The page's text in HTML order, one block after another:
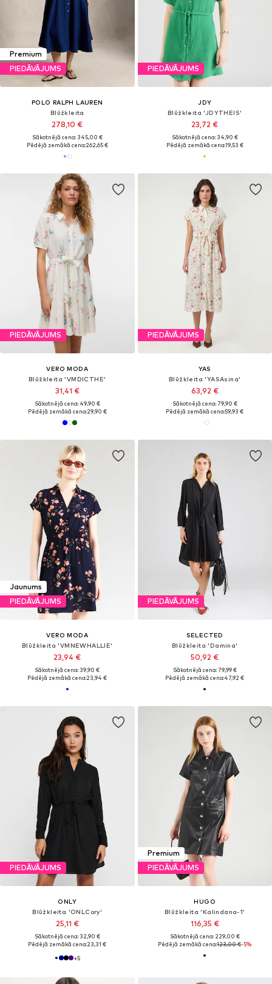
Premium
PIEDĀVĀJUMS
POLO RALPH LAUREN
Blūžkleita
278,10 €
Sākotnējā cena: 345,00 €
Pēdējā zemākā cena:262,65 €
PIEDĀVĀJUMS
JDY
Blūžkleita 'JDYTHEIS'
23,72 €
Sākotnējā cena: 34,90 €
Pēdējā zemākā cena:19,53 €
PIEDĀVĀJUMS
VERO MODA
Blūžkleita 'VMDICTHE'
31,41 €
Sākotnējā cena: 49,90 €
Pēdējā zemākā cena:29,90 €
PIEDĀVĀJUMS
YAS
Blūžkleita 'YASAsina'
63,92 €
Sākotnējā cena: 79,90 €
Pēdējā zemākā cena:59,93 €
Jaunums
PIEDĀVĀJUMS
VERO MODA
Blūžkleita 'VMNEWHALLIE'
23,94 €
Sākotnējā cena: 39,90 €
Pēdējā zemākā cena:23,94 €
PIEDĀVĀJUMS
SELECTED
Blūžkleita 'Damina'
50,92 €
Sākotnējā cena: 79,99 €
Pēdējā zemākā cena:47,92 €
PIEDĀVĀJUMS
ONLY
Blūžkleita 'ONLCory'
25,11 €
Sākotnējā cena: 32,90 €
Pēdējā zemākā cena:23,31 €
+5
Premium
PIEDĀVĀJUMS
HUGO
Blūžkleita 'Kalindana-1'
116,35 €
Sākotnējā cena: 229,00 €
Pēdējā zemākā cena:123,00 €-5%